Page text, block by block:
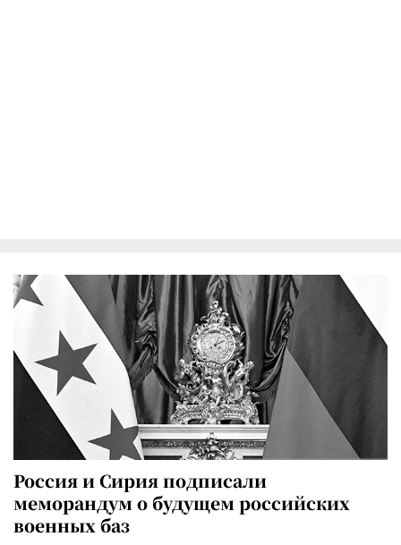
Россия и Сирия подписали
меморандум о будущем российских
военных баз